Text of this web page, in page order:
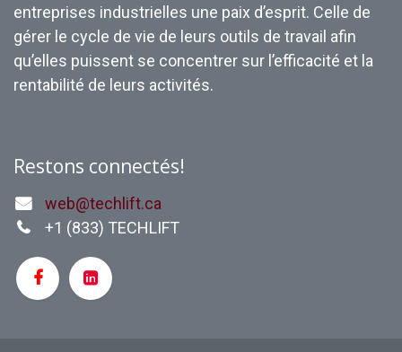
entreprises industrielles une paix d’esprit. Celle de
gérer le cycle de vie de leurs outils de travail afin
qu’elles puissent se concentrer sur l’efficacité et la
rentabilité de leurs activités.
Restons connectés!
web@techlift.ca
+1 (833) TECHLIFT